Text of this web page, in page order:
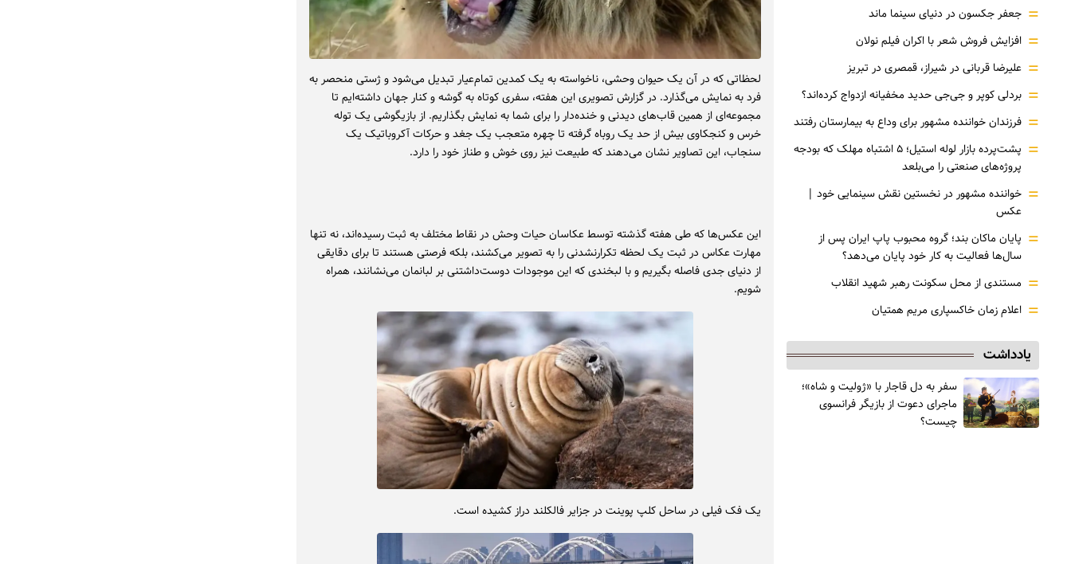
لحظاتی که در آن یک حیوان وحشی، ناخواسته به یک کمدین تمام‌عیار تبدیل می‌شود و ژستی منحصر به
فرد به نمایش می‌گذارد. در گزارش تصویری این هفته، سفری کوتاه به گوشه و کنار جهان داشته‌ایم تا
مجموعه‌ای از همین قاب‌های دیدنی و خنده‌دار را برای شما به نمایش بگذاریم. از بازیگوشی یک توله
خرس و کنجکاوی بیش از حد یک روباه گرفته تا چهره متعجب یک جغد و حرکات آکروباتیک یک
سنجاب، این تصاویر نشان می‌دهند که طبیعت نیز روی خوش و طناز خود را دارد.
این عکس‌ها که طی هفته گذشته توسط عکاسان حیات وحش در نقاط مختلف به ثبت رسیده‌اند، نه تنها
مهارت عکاس در ثبت یک لحظه تکرارنشدنی را به تصویر می‌کشند، بلکه فرصتی هستند تا برای دقایقی
از دنیای جدی فاصله بگیریم و با لبخندی که این موجودات دوست‌داشتنی بر لبانمان می‌نشانند، همراه
شویم.
یک فک فیلی در ساحل کلپ پوینت در جزایر فالکلند دراز کشیده است.
= جعفر جکسون در دنیای سینما ماند
= افزایش فروش شعر با اکران فیلم نولان
= علیرضا قربانی در شیراز، قمصری در تبریز
= بردلی کوپر و جی‌جی حدید مخفیانه ازدواج کرده‌اند؟
= فرزندان خواننده مشهور برای وداع به بیمارستان رفتند
=
پشت‌پرده بازار لوله استیل؛ ۵ اشتباه مهلک که بودجه
پروژه‌های صنعتی را می‌بلعد
= خواننده مشهور در نخستین نقش سینمایی خود |‌
عکس
= پایان ماکان بند؛ گروه محبوب پاپ ایران پس از
سال‌ها فعالیت به کار خود پایان می‌دهد؟
= مستندی از محل سکونت رهبر شهید انقلاب
= اعلام زمان خاکسپاری مریم همتیان
یادداشت
سفر به دل قاجار با «ژولیت و شاه»؛
ماجرای دعوت از ‌بازیگر فرانسوی
چیست؟